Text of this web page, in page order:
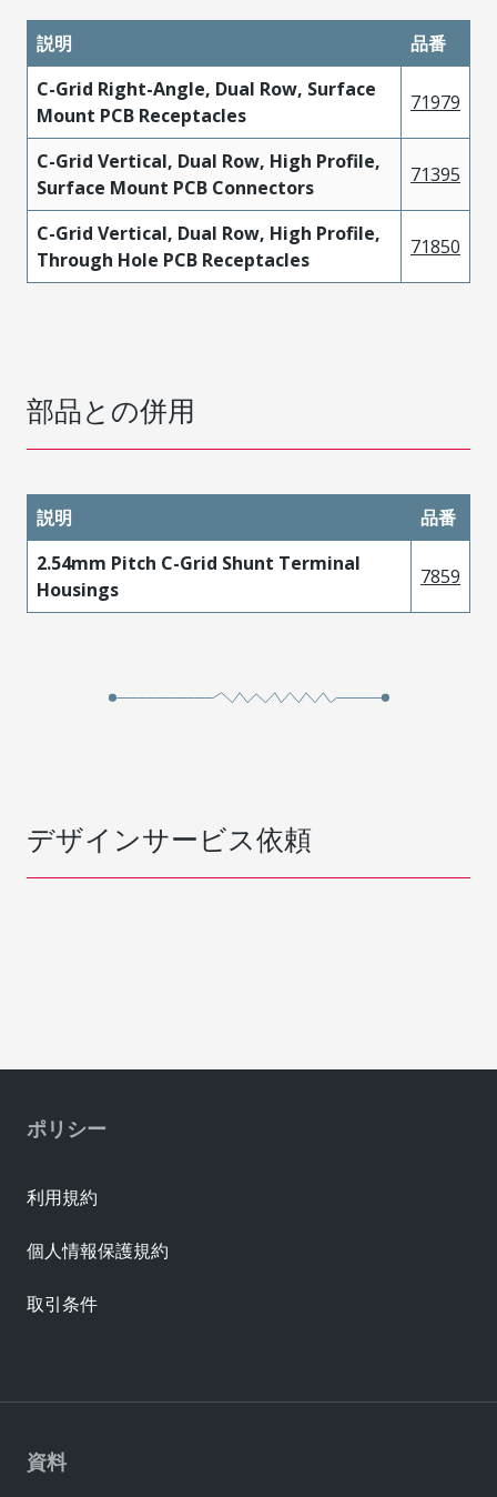
説明
品番
C-Grid Right-Angle, Dual Row, Surface
Mount PCB Receptacles
71979
C-Grid Vertical, Dual Row, High Profile,
Surface Mount PCB Connectors
71395
C-Grid Vertical, Dual Row, High Profile,
Through Hole PCB Receptacles
71850
部品との併用
説明
品番
2.54mm Pitch C-Grid Shunt Terminal
Housings
7859
デザインサービス依頼
資料
ポリシー
利用規約
個人情報保護規約
取引条件